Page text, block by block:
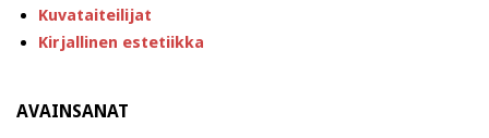
Kuvataiteilijat
Kirjallinen estetiikka
AVAINSANAT